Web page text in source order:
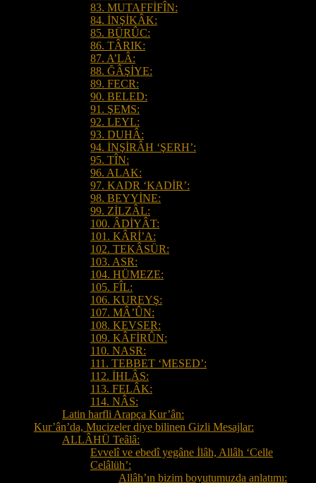
83. MUTAFFİFÎN:
84. İNŞİKÂK:
85. BÜRÛC:
86. TÂRIK:
87. A’LÂ:
88. ĞÂŞİYE:
89. FECR:
90. BELED:
91. ŞEMS:
92. LEYL:
93. DUHÂ:
94. İNŞİRÂH ‘ŞERH’:
95. TÎN:
96. ALAK:
97. KADR ‘KADİR’:
98. BEYYİNE:
99. ZİLZÂL:
100. ÂDİYÂT:
101. KÂRİ’A:
102. TEKÂSÜR:
103. ASR:
104. HÜMEZE:
105. FÎL:
106. KUREYŞ:
107. MÂ’ÛN:
108. KEVSER:
109. KÂFİRÛN:
110. NASR:
111. TEBBET ‘MESED’:
112. İHLÂS:
113. FELÂK:
114. NÂS:
Latin harfli Arapça Kur’ân:
Kur’ân’da, Mucizeler diye bilinen Gizli Mesajlar:
ALLÂHÜ Teâlâ:
Evvelî ve ebedî yegâne İlâh, Allâh ‘Celle
Celâlüh’:
Allâh’ın bizim boyutumuzda anlatımı: